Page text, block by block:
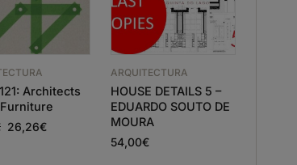
Architects
26,26€
ARQUITECTURA
HOUSE DETAILS 5 –
EDUARDO SOUTO DE
MOURA
54,00€